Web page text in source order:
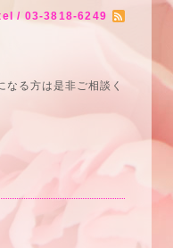
/ 03-3818-6249
る方は是非ご相談く